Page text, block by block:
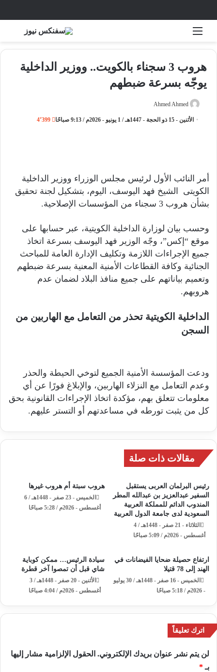
هروب 3 سجناء بالكويت.. ووزير الداخلية
يوجّه بسرعة ضبطهم
Ahmed Ahmed
إ
ك
ت
ر
و
ن
الأثنين - 15 ذو الحجة - 1447هـ / 1 يونيو - 2026م / 9:13 صباحًا
أمر النائب الأول لرئيس مجلس الوزراء ووزير الداخلية
الكويتى الشيخ فهد اليوسف، اليوم، بتشكيل لجنة تحقيق
بشأن هروب 3 سجناء من المؤسسات الإصلاحية.
وحسب بيان لوزارة الداخلية الكويتية، عبر حسابها على
موقع “إكس”، وجّه الوزير فهد اليوسف بسرعة اتخاذ
جميع الإجراءات اللازمة وتكليف الإدارة العامة للمباحث
الجنائية وكافة القطاعات الأمنية المعنية بسرعة ضبطهم
وتعميم بياناتهم على جميع منافذ البلاد لضمان عدم
هروبهم.
الداخلية الكويتية تحذر من التعامل مع الهاربين من
السجن
ودعت المؤسسة الأمنية الجميع لتوخي الحيطة والحذر
وعدم التعامل مع النزلاء الهاربين، والإبلاغ فورًا عن أي
معلومات تتعلق بهم، مؤكدة اتخاذ الإجراءات القانونية بحق
كل من يثبت تورطه في مساعدتهم أو التستر عليهم.
مقالات ذات صلة
هروب سبتة أم هروب غيرها
الخميس - 23 صفر - 1448هـ / 6
أغسطس - 2026م / 5:28 صباحًا
رئيس البرلمان العربى يستقبل
السفير عبدالعزيز بن عبدالله المطر
المندوب الدائم للمملكة العربية
السعودية لدى جامعة الدول العربية
الثلاثاء - 21 صفر - 1448هـ / 4
أغسطس - 2026م / 5:09 صباحًا
سيادة الرئيس… ممكن كوباية
شاي قبل أن تمصوا آخر قطرة
الأثنين - 20 صفر - 1448هـ / 3
أغسطس - 2026م / 4:04 صباحًا
ارتفاع حصيلة ضحايا الفيضانات في
الهند إلى 78 قتيلا
الخميس - 16 صفر - 1448هـ / 30 يوليو
- 2026م / 5:18 صباحًا
اترك تعليقاً
لن يتم نشر عنوان بريدك الإلكتروني. الحقول الإلزامية مشار إليها
بـ*